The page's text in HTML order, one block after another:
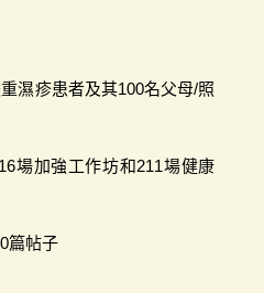
濕疹患者及其100名父母/照
場加強工作坊和211場健康
篇帖子